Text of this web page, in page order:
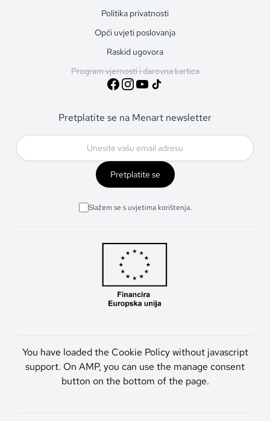
Politika privatnosti
Opći uvjeti poslovanja
Raskid ugovora
Program vjernosti i darovna kartica
Pretplatite se na Menart newsletter
Pretplatite se
Slažem se s uvjetima korištenja.
You have loaded the Cookie Policy without javascript
support. On AMP, you can use the manage consent
button on the bottom of the page.